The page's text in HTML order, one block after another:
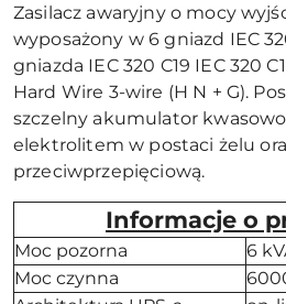
Zasilacz awaryjny o mocy
wyposażony w 6 gniazd IEC
gniazda IEC 320 C19 IEC 320
Hard Wire 3-wire (H N + G).
szczelny akumulator
elektrolitem w postaci żelu
przeciwprzepięciową.
Informacje o
Moc pozorna
6
Moc czynna